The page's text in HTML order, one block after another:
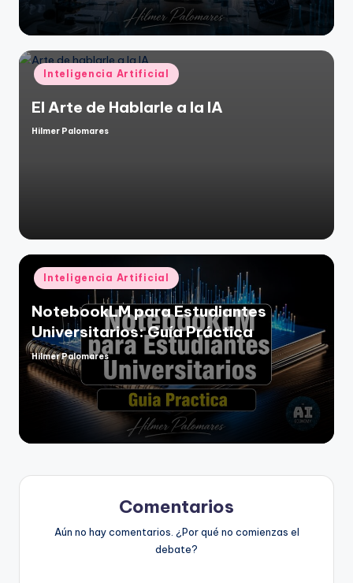
Publicado
en
Inteligencia Artificial
El Arte de Hablarle a la IA
Publicado
Hilmer Palomares
Publicado
en
Inteligencia Artificial
NotebookLM para Estudiantes
Universitarios: Guía Práctica
Publicado
por
Hilmer Palomares
Comentarios
Aún no hay comentarios. ¿Por qué no comienzas el
debate?